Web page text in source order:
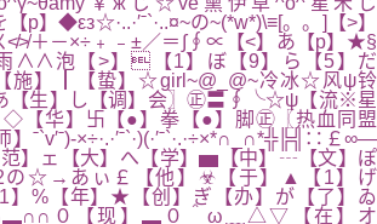
p】◆εз☆·..·′ˉ`·..¤~の~(*w*)\≡[。。]【>】
＋－×÷﹢﹣±／＝∫∮∝【<】あ【p】★§
∧∧泡【>】【1】ぼ【9】ら【5】だ
施】┃【蛰】☆girl~@_@~冷冰☆风ψ铃
【生】し【调】会〗㊣〓∮╰☆ψ【流※星
【华】卐【●】拳【●】脚㊣〖热血同盟
ˉ`v′ˉ)-×÷·.·′ˉ`·)(·′ˉ`·.·÷×*∩_∩*╬╠╣∷￡∞—
范】ェ【大】へ【学】▅【中】┄【文】ぽ
の☆→あぃ￡【他】☣【于】▲【1】げ
】%【年】★【创】ぎ【办】が【了】ゐ
０【现】▂０＾ω﹏△▽【在】オ